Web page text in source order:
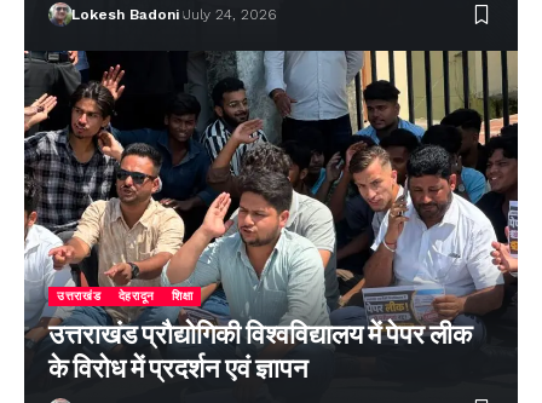
Lokesh Badoni July 24, 2026
उत्तराखंड देहरादून शिक्षा
उत्तराखंड प्रौद्योगिकी विश्वविद्यालय में पेपर लीक
के विरोध में प्रदर्शन एवं ज्ञापन